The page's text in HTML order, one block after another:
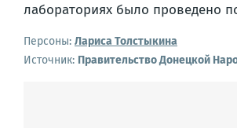
лабораториях было проведено
Персоны: Лариса Толстыкина
Источник: Правительство Донецкой